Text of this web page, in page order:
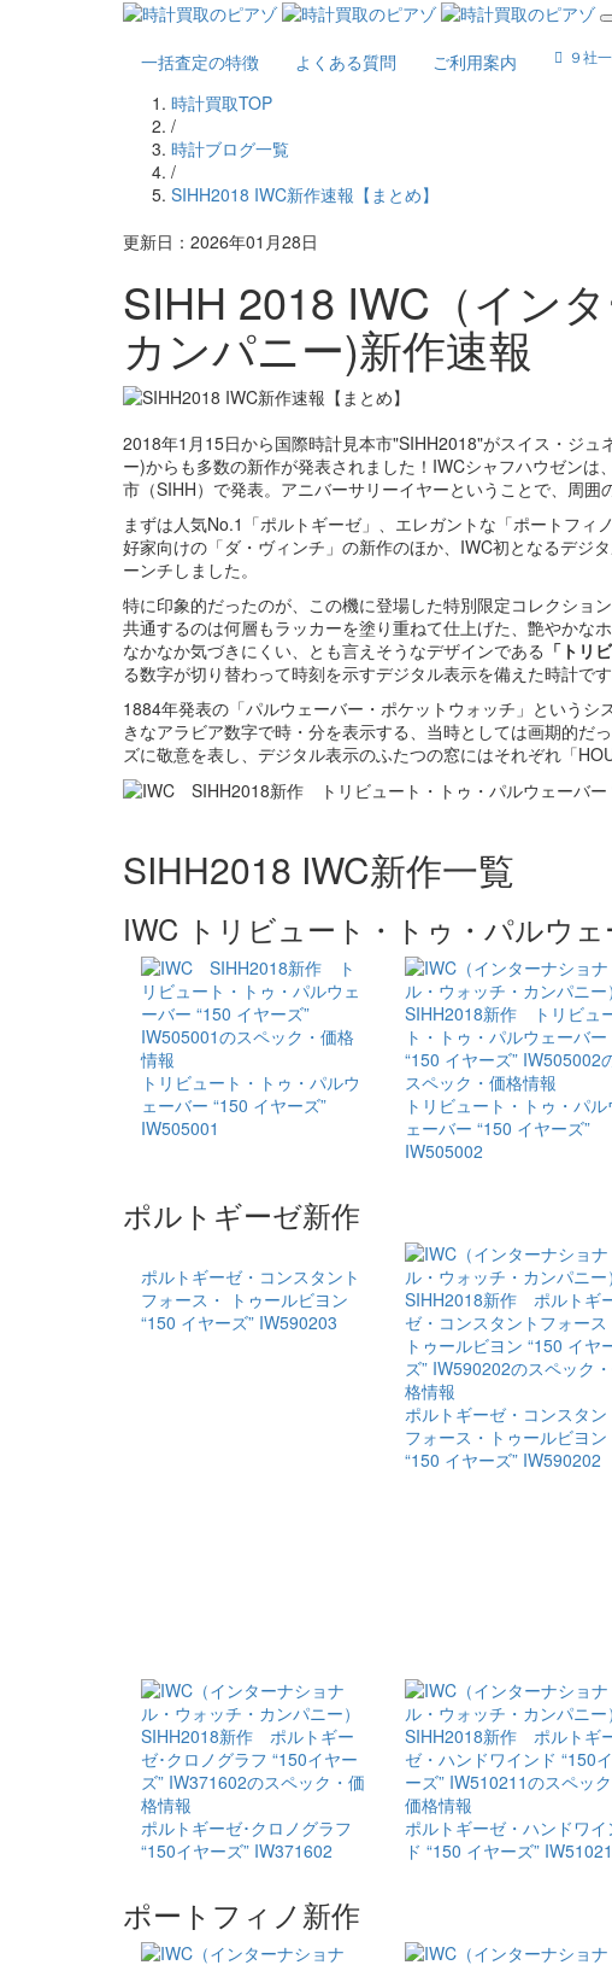
一括査定の特徴 よくある質問 ご利用案内 ９社
時計買取TOP
/
時計ブログ一覧
/
SIHH2018 IWC新作速報【まとめ】
更新日：2026年01月28日
SIHH 2018 IWC（イン
カンパニー)新作速報
2018年1月15日から国際時計見本市"SIHH2018"がスイス・ジ
ー)からも多数の新作が発表されました！IWCシャフハウゼン
市（SIHH）で発表。アニバーサリーイヤーということで、周囲
まずは人気No.1「ポルトギーゼ」、エレガントな「ポートフ
好家向けの「ダ・ヴィンチ」の新作のほか、IWC初となるデジ
ーンチしました。
特に印象的だったのが、この機に登場した特別限定コレクショ
共通するのは何層もラッカーを塗り重ねて仕上げた、艶やかな
なかなか気づきにくい、とも言えそうなデザインである 「トリ
る数字が切り替わって時刻を示すデジタル表示を備えた時計です
1884年発表の「パルウェーバー・ポケットウォッチ」という
きなアラビア数字で時・分を表示する、当時としては画期的だ
ズに敬意を表し、デジタル表示のふたつの窓にはそれぞれ「
SIHH2018 IWC新作一覧
IWC トリビュート・トゥ・パルウェ
トリビュート・​トゥ・​パルウ
ェーバー “150 イヤーズ”
IW505001
トリビュート・​トゥ・​パル
ェーバー “150 イヤーズ”
IW505002
ポルトギーゼ新作
ポルトギーゼ・​コンスタント
フォース・ トゥールビヨン ​
“150 イヤーズ” IW590203
ポルトギーゼ・​コンスタン
フォース・トゥールビヨン ​
“150 イヤーズ” IW590202
ポルトギーゼ･​クロノグラフ ​
“150イヤーズ” IW371602
ポルトギーゼ・​ハンドワイ
ド “150 イヤーズ”
ポートフィノ新作